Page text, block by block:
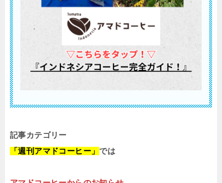
記事カテゴリー
「週刊アマドコーヒー」では